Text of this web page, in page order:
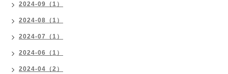
2024-09（1）
2024-08（1）
2024-07（1）
2024-06（1）
2024-04（2）